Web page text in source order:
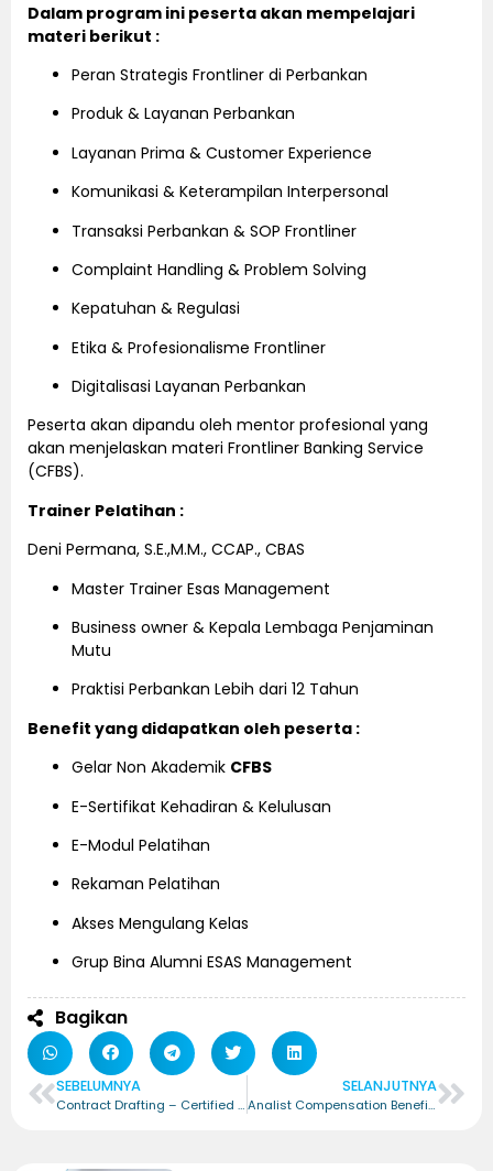
Dalam program ini peserta akan mempelajari
materi berikut :
Peran Strategis Frontliner di Perbankan
Produk & Layanan Perbankan
Layanan Prima & Customer Experience
Komunikasi & Keterampilan Interpersonal
Transaksi Perbankan & SOP Frontliner
Complaint Handling & Problem Solving
Kepatuhan & Regulasi
Etika & Profesionalisme Frontliner
Digitalisasi Layanan Perbankan
Peserta akan dipandu oleh mentor profesional yang
akan menjelaskan materi Frontliner Banking Service
(CFBS).
Trainer Pelatihan :
Deni Permana, S.E.,M.M., CCAP., CBAS
Master Trainer Esas Management
Business owner & Kepala Lembaga Penjaminan
Mutu
Praktisi Perbankan Lebih dari 12 Tahun
Benefit yang didapatkan oleh peserta :
Gelar Non Akademik CFBS
E-Sertifikat Kehadiran & Kelulusan
E-Modul Pelatihan
Rekaman Pelatihan
Akses Mengulang Kelas
Grup Bina Alumni ESAS Management
Bagikan
SEBELUMNYA
Contract Drafting – Certified Contract Drafting (CCD)
SELANJUTNYA
Analist Compensation Benefit – Certified Analist Compensation Benefit (CACB)